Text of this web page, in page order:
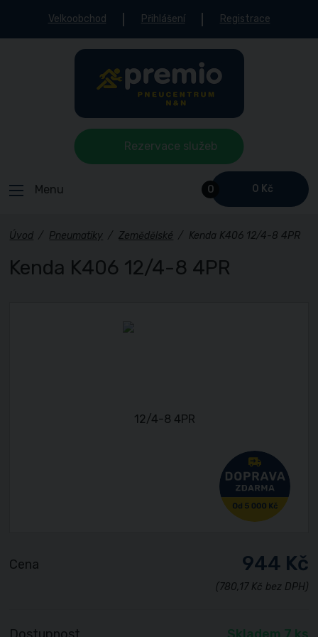
Velkoobchod Přihlášení Registrace
0 0 Kč
Menu
Rezervace služeb
Úvod / Pneumatiky / Zemědělské / Kenda K406 12/4-8 4PR
Kenda K406 12/4-8 4PR
Cena 944 Kč
(780,17 Kč bez DPH)